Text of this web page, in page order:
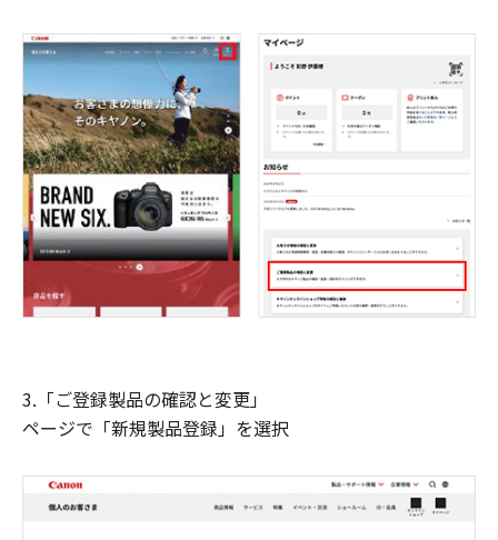
3.「ご登録製品の確認と変更」
ページで「新規製品登録」を選択